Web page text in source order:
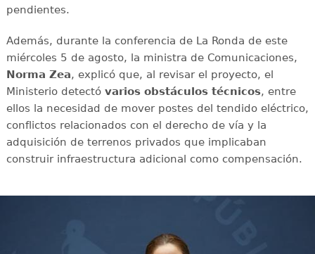
pendientes.
Además, durante la conferencia de La Ronda de este
miércoles 5 de agosto, la ministra de Comunicaciones,
Norma Zea, explicó que, al revisar el proyecto, el
Ministerio detectó varios obstáculos técnicos, entre
ellos la necesidad de mover postes del tendido eléctrico,
conflictos relacionados con el derecho de vía y la
adquisición de terrenos privados que implicaban
construir infraestructura adicional como compensación.